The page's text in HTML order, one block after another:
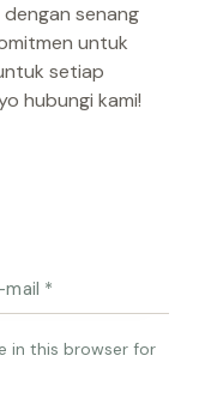
senang
untuk
setiap
hubungi kami!
in this browser for